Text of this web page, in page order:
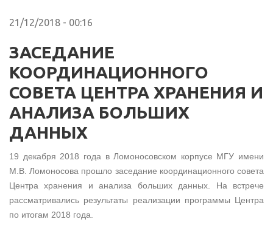
21/12/2018 - 00:16
ЗАСЕДАНИЕ
КООРДИНАЦИОННОГО
СОВЕТА ЦЕНТРА ХРАНЕНИЯ И
АНАЛИЗА БОЛЬШИХ
ДАННЫХ
19 декабря 2018 года в Ломоносовском корпусе МГУ имени
М.В. Ломоносова прошло заседание координационного совета
Центра хранения и анализа больших данных. На встрече
рассматривались результаты реализации программы Центра
по итогам 2018 года.